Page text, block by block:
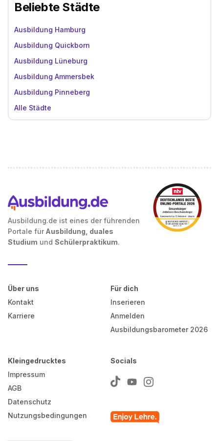
Beliebte Städte
Ausbildung Hamburg
Ausbildung Quickborn
Ausbildung Lüneburg
Ausbildung Ammersbek
Ausbildung Pinneberg
Alle Städte
Ausbildung.de ist eines der führenden
Portale für Ausbildung, duales
Studium und Schülerpraktikum.
Über uns
Kontakt
Karriere
Für dich
Inserieren
Anmelden
Ausbildungsbarometer 2026
Kleingedrucktes
Impressum
AGB
Datenschutz
Nutzungsbedingungen
Socials